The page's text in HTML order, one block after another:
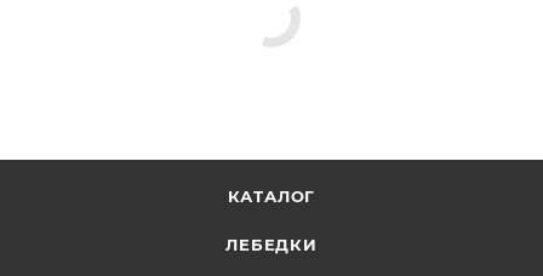
КАТАЛОГ
ЛЕБЕДКИ